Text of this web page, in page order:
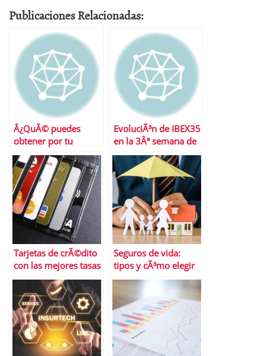
Publicaciones Relacionadas:
Â¿QuÃ© puedes
obtener por tu
nÃ³mina?
EvoluciÃ³n de IBEX35
en la 3Âª semana de
abril
Tarjetas de crÃ©dito
con las mejores tasas
de interÃ©s para
transferencias de
saldo
Seguros de vida:
tipos y cÃ³mo elegir
el adecuado para tu